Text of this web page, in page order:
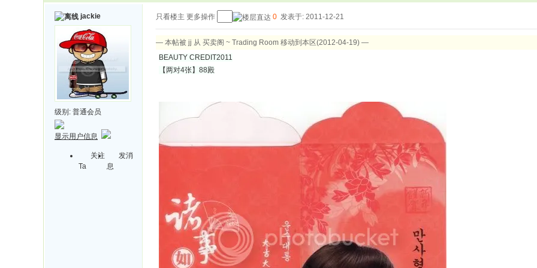
jackie
级别: 普通会员
显示用户信息
关注
Ta
发消
息
只看楼主 更多操作 0 发表于: 2011-12-21
— 本帖被 jj 从 买卖阁 ~ Trading Room 移动到本区(2012-04-19) —
BEAUTY CREDIT2011
【两对4张】88殿